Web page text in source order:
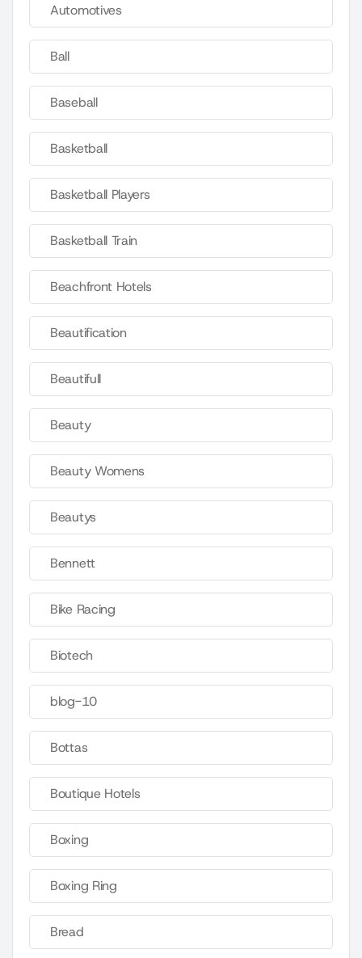
Automotives
Ball
Baseball
Basketball
Basketball Players
Basketball Train
Beachfront Hotels
Beautification
Beautifull
Beauty
Beauty Womens
Beautys
Bennett
Bike Racing
Biotech
blog-10
Bottas
Boutique Hotels
Boxing
Boxing Ring
Bread